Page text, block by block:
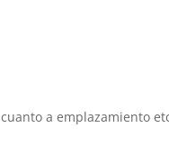
a emplazamiento